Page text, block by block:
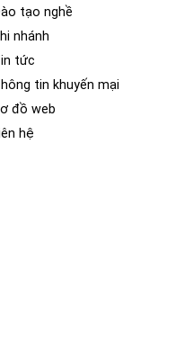
một dây cuộn bằng
tạo nghề
nhánh
tức
tin khuyến mại
đồ web
hệ